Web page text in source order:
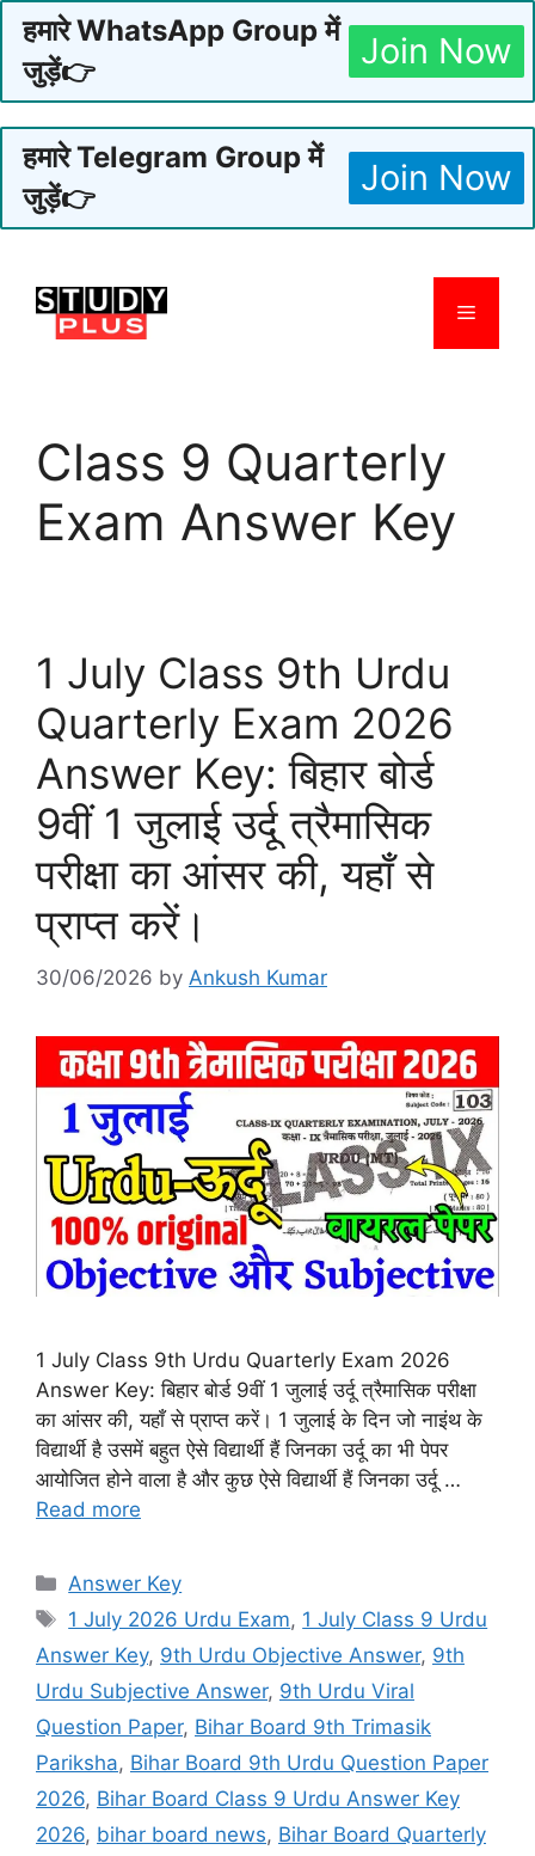
हमारे WhatsApp Group में
जुड़ें👉
Join Now
हमारे Telegram Group में
जुड़ें👉
Join Now
content
Menu
Class 9 Quarterly
Exam Answer Key
1 July Class 9th Urdu
Quarterly Exam 2026
Answer Key: बिहार बोर्ड
9वीं 1 जुलाई उर्दू त्रैमासिक
परीक्षा का आंसर की, यहाँ से
प्राप्त करें।
30/06/2026 by Ankush Kumar
1 July Class 9th Urdu Quarterly Exam 2026
Answer Key: बिहार बोर्ड 9वीं 1 जुलाई उर्दू त्रैमासिक परीक्षा
का आंसर की, यहाँ से प्राप्त करें। 1 जुलाई के दिन जो नाइंथ के
विद्यार्थी है उसमें बहुत ऐसे विद्यार्थी हैं जिनका उर्दू का भी पेपर
आयोजित होने वाला है और कुछ ऐसे विद्यार्थी हैं जिनका उर्दू …
Read more
Categories
Answer Key
Tags
1 July 2026 Urdu Exam, 1 July Class 9 Urdu
Answer Key, 9th Urdu Objective Answer, 9th
Urdu Subjective Answer, 9th Urdu Viral
Question Paper, Bihar Board 9th Trimasik
Pariksha, Bihar Board 9th Urdu Question Paper
2026, Bihar Board Class 9 Urdu Answer Key
2026, bihar board news, Bihar Board Quarterly